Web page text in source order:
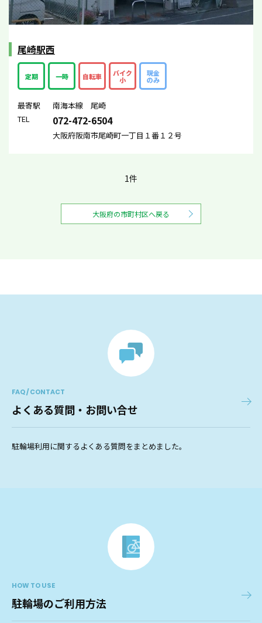
尾崎駅西
定期 一時 自転車 バイク
小
現金
のみ
最寄駅
南海本線 尾崎
TEL
072-472-6504
大阪府阪南市尾崎町一丁目１番１２号
1件
大阪府の市町村区へ戻る
FAQ / CONTACT
よくある質問・お問い合せ
駐輪場利用に関するよくある質問をまとめました。
HOW TO USE
駐輪場のご利用方法